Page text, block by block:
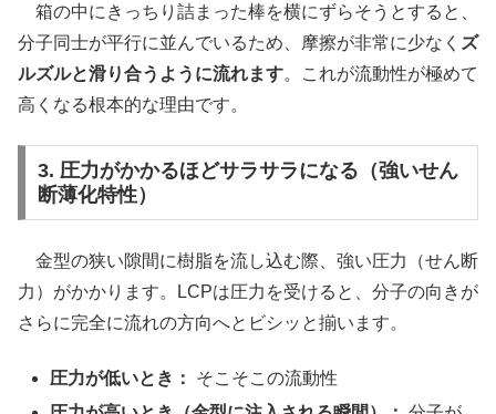
箱の中にきっちり詰まった棒を横にずらそうとすると、
分子同士が平行に並んでいるため、摩擦が非常に少なく ズ
ルズルと滑り合うように流れます。これが流動性が極めて
高くなる根本的な理由です。
3. 圧力がかかるほどサラサラになる（強いせん
断薄化特性）
金型の狭い隙間に樹脂を流し込む際、強い圧力（せん断
力）がかかります。LCPは圧力を受けると、分子の向きが
さらに完全に流れの方向へとビシッと揃います。
圧力が低いとき：
そこそこの流動性